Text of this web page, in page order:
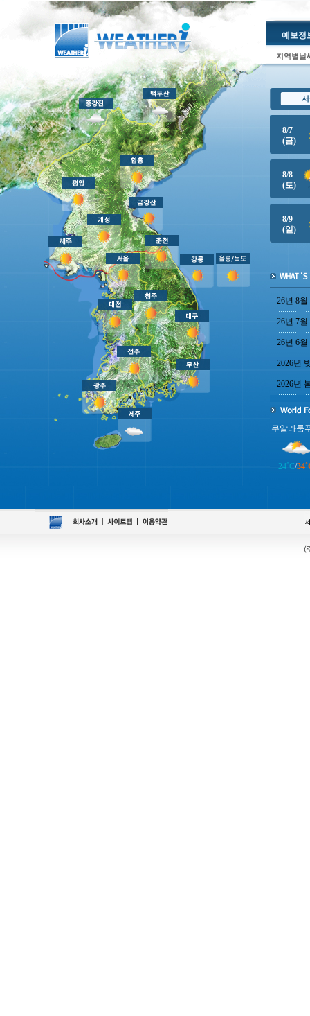
예보정
지역별날
26년 8
26년 7
26년 6
2026년
2026년
쿠알라룸
24˚C/